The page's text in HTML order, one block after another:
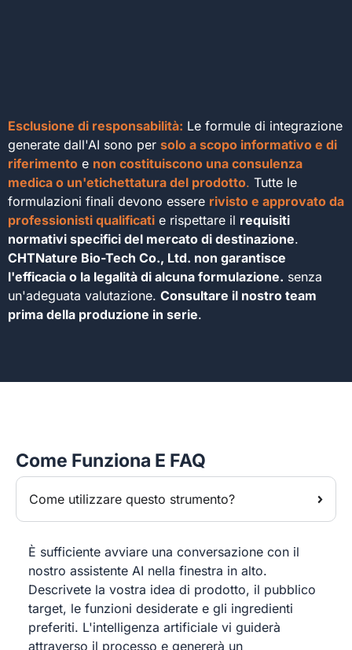
Esclusione di responsabilità: Le formule di integrazione
generate dall'AI sono per solo a scopo informativo e di
riferimento e non costituiscono una consulenza
medica o un'etichettatura del prodotto. Tutte le
formulazioni finali devono essere rivisto e approvato da
professionisti qualificati e rispettare il requisiti
normativi specifici del mercato di destinazione.
CHTNature Bio-Tech Co., Ltd. non garantisce
l'efficacia o la legalità di alcuna formulazione. senza
un'adeguata valutazione. Consultare il nostro team
prima della produzione in serie.
Come Funziona E FAQ
Come utilizzare questo strumento?
È sufficiente avviare una conversazione con il
nostro assistente AI nella finestra in alto.
Descrivete la vostra idea di prodotto, il pubblico
target, le funzioni desiderate e gli ingredienti
preferiti. L'intelligenza artificiale vi guiderà
attraverso il processo e genererà un